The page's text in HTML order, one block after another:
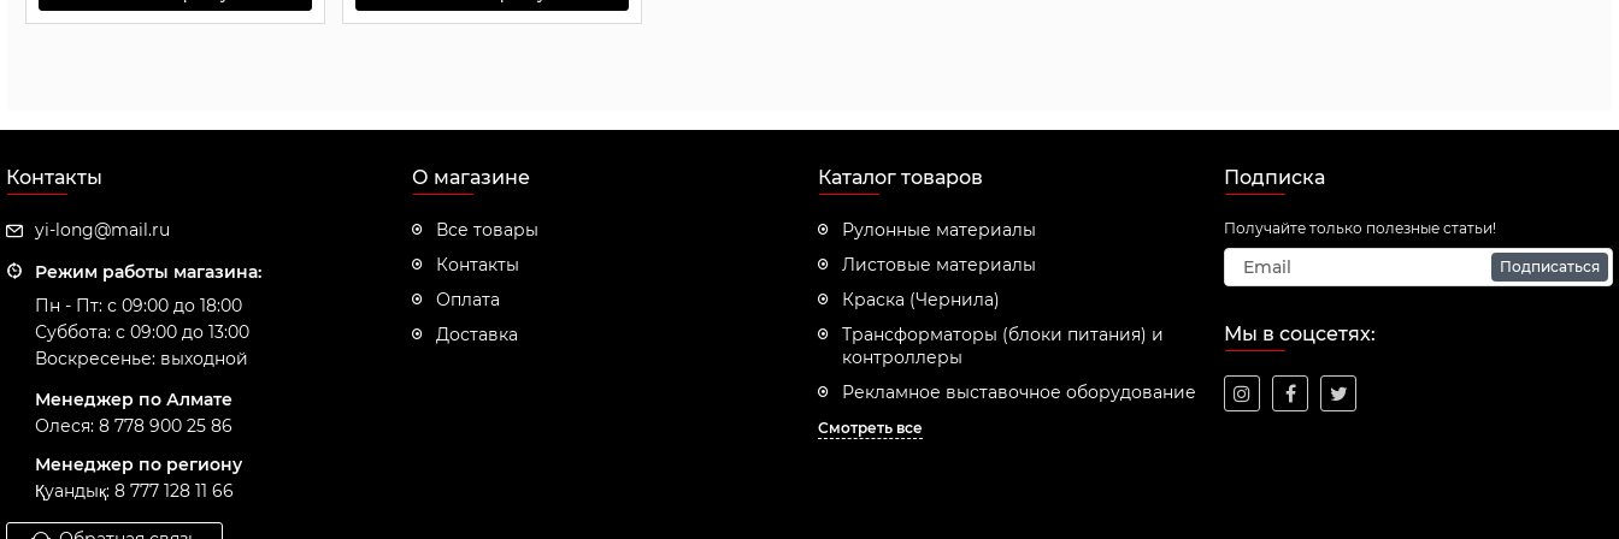
Контакты
yi-long@mail.ru
Режим работы магазина:
Пн - Пт: с 09:00 до 18:00
Суббота: с 09:00 до 13:00
Воскресенье: выходной
Менеджер по Алмате
Олеся: 8 778 900 25 86
Менеджер по региону
Қуандық: 8 777 128 11 66
О магазине
Все товары
Контакты
Оплата
Доставка
Каталог товаров
Рулонные материалы
Листовые материалы
Краска (Чернила)
Трансформаторы (блоки питания) и
контроллеры
Рекламное выставочное оборудование
Смотреть все
Подписка
Получайте только полезные статьи!
Подписаться
Мы в соцсетях: